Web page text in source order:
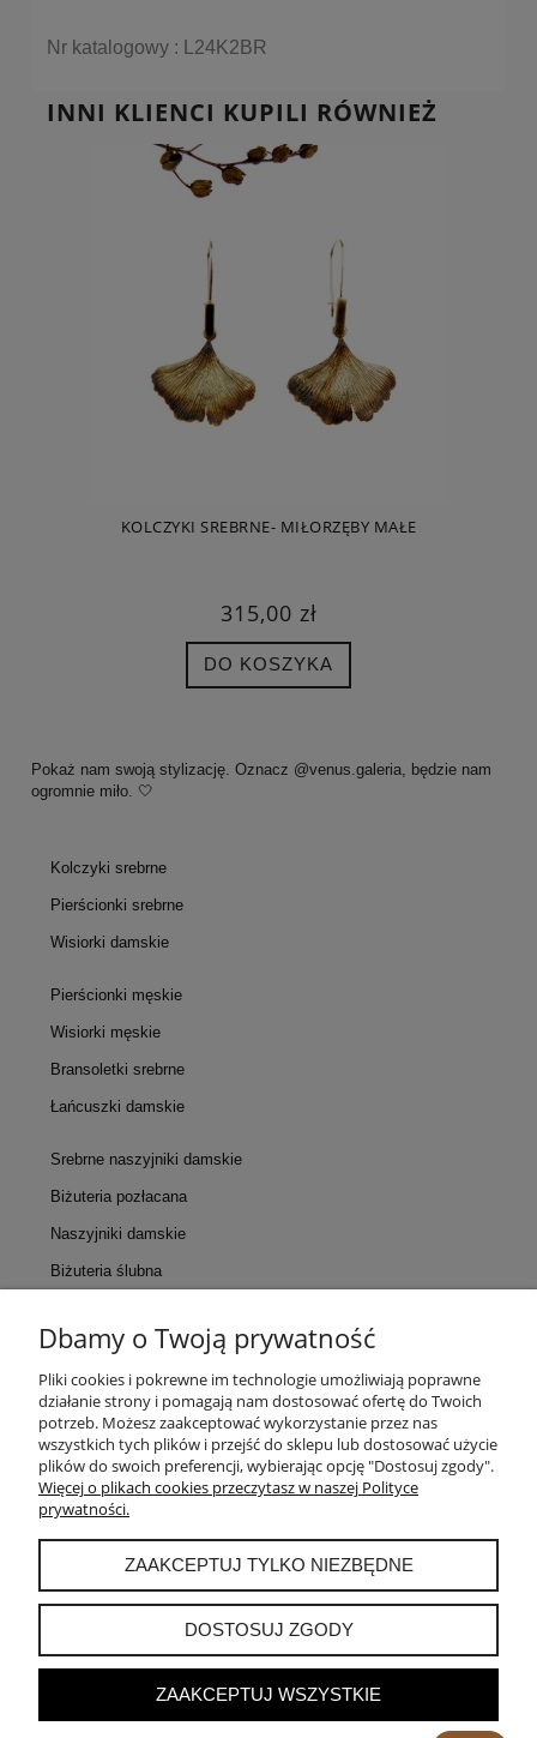
Nr katalogowy : L24K2BR
INNI KLIENCI KUPILI RÓWNIEŻ
KOLCZYKI SREBRNE- MIŁORZĘBY MAŁE
315,00 zł
DO KOSZYKA
Pokaż nam swoją stylizację. Oznacz @venus.galeria, będzie nam
ogromnie miło. 🤍
Kolczyki srebrne
Pierścionki srebrne
Wisiorki damskie
Pierścionki męskie
Wisiorki męskie
Bransoletki srebrne
Łańcuszki damskie
Srebrne naszyjniki damskie
Biżuteria pozłacana
Naszyjniki damskie
Biżuteria ślubna
KONTAKT
POMOC
MOJE KONTO
PŁATNOŚCI I DOSTAWA
INFORMACJE
Dbamy o Twoją prywatność
Pliki cookies i pokrewne im technologie umożliwiają poprawne
działanie strony i pomagają nam dostosować ofertę do Twoich
potrzeb. Możesz zaakceptować wykorzystanie przez nas
wszystkich tych plików i przejść do sklepu lub dostosować użycie
plików do swoich preferencji, wybierając opcję "Dostosuj zgody".
Więcej o plikach cookies przeczytasz w naszej Polityce
prywatności.
ZAAKCEPTUJ TYLKO NIEZBĘDNE
DOSTOSUJ ZGODY
ZAAKCEPTUJ WSZYSTKIE